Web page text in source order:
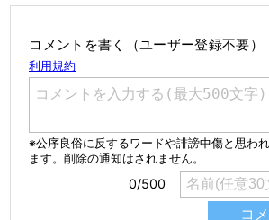
コメントを書く（ユーザー登録不要）